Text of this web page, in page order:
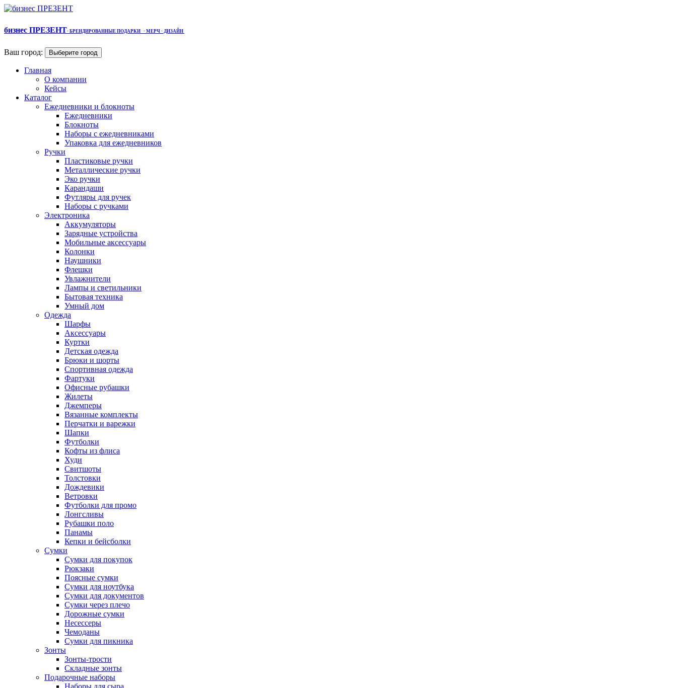
бизнес ПРЕЗЕНТ· БРЕНДИРОВАННЫЕ ПОДАРКИ · МЕРЧ · ДИЗАЙН
Ваш город: Выберите город
Главная
О компании
Кейсы
Каталог
Ежедневники и блокноты
Ежедневники
Блокноты
Наборы с ежедневниками
Упаковка для ежедневников
Ручки
Пластиковые ручки
Металлические ручки
Эко ручки
Карандаши
Футляры для ручек
Наборы с ручками
Электроника
Аккумуляторы
Зарядные устройства
Мобильные аксессуары
Колонки
Наушники
Флешки
Увлажнители
Лампы и светильники
Бытовая техника
Умный дом
Одежда
Шарфы
Аксессуары
Куртки
Детская одежда
Брюки и шорты
Спортивная одежда
Фартуки
Офисные рубашки
Жилеты
Джемперы
Вязанные комплекты
Перчатки и варежки
Шапки
Футболки
Кофты из флиса
Худи
Свитшоты
Толстовки
Дождевики
Ветровки
Футболки для промо
Лонгсливы
Рубашки поло
Панамы
Кепки и бейсболки
Сумки
Сумки для покупок
Рюкзаки
Поясные сумки
Сумки для ноутбука
Сумки для документов
Сумки через плечо
Дорожные сумки
Несессеры
Чемоданы
Сумки для пикника
Зонты
Зонты-трости
Складные зонты
Подарочные наборы
Наборы для сыра